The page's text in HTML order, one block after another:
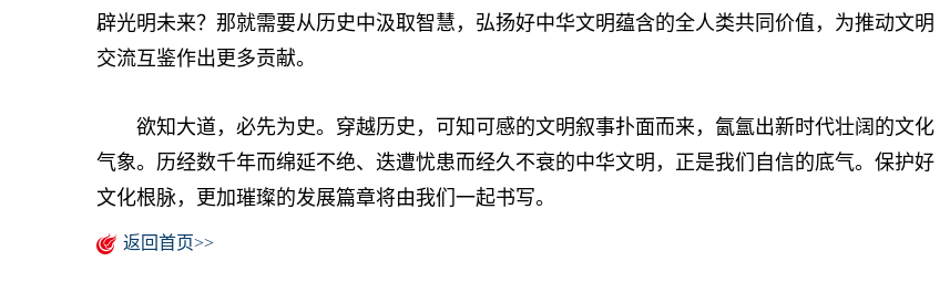
辟光明未来？那就需要从历史中汲取智慧，弘扬好中华文明蕴含的全人类共同价值，为推动文明
交流互鉴作出更多贡献。
欲知大道，必先为史。穿越历史，可知可感的文明叙事扑面而来，氤氲出新时代壮阔的文化
气象。历经数千年而绵延不绝、迭遭忧患而经久不衰的中华文明，正是我们自信的底气。保护好
文化根脉，更加璀璨的发展篇章将由我们一起书写。
返回首页>>